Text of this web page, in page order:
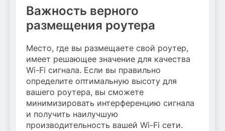
Важность верного
размещения роутера
Место, где вы размещаете свой роутер,
имеет решающее значение для качества
Wi-Fi сигнала. Если вы правильно
определите оптимальную высоту для
вашего роутера, вы сможете
минимизировать интерференцию сигнала
и получить наилучшую
производительность вашей Wi-Fi сети.